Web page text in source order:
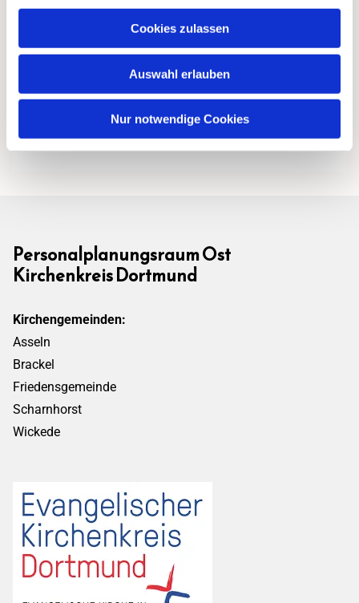
Cookies zulassen
Auswahl erlauben
Nur notwendige Cookies
Personalplanungsraum Ost
Kirchenkreis Dortmund
Kirchengemeinden:
Asseln
Brackel
Friedensgemeinde
Scharnhorst
Wickede